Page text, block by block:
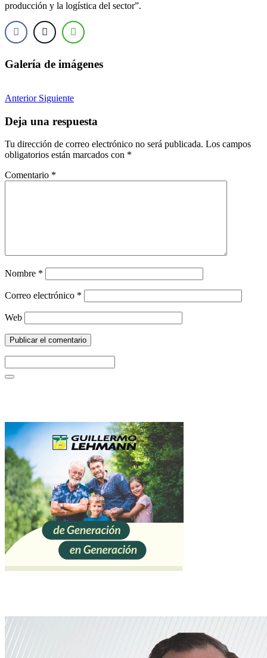
producción y la logística del sector”.
Galería de imágenes
Anterior Siguiente
Deja una respuesta
Tu dirección de correo electrónico no será publicada. Los campos
obligatorios están marcados con *
Comentario *
Nombre *
Correo electrónico *
Web